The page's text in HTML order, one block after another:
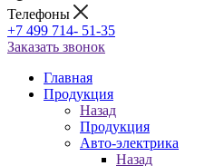
Телефоны
+7 499 714- 51-35
Заказать звонок
Главная
Продукция
Назад
Продукция
Авто-электрика
Назад